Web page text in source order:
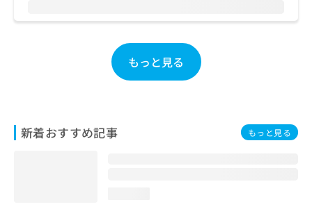
もっと見る
新着おすすめ記事 もっと見る
問
ら